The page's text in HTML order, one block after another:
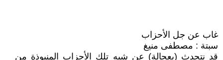
غاب عن جل الأحزاب
سبتة : مصطفى منيغ
قد نتحدث (بعجالة) عن شبه تلك الأحزاب المنبوذة من